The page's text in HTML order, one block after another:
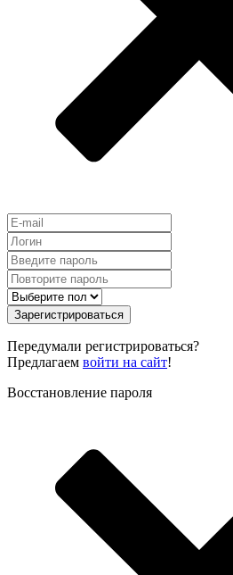
Зарегистрироваться
Передумали регистрироваться?
Предлагаем войти на сайт!
Восстановление пароля